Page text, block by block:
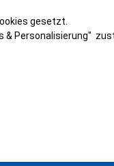
gesetzt.
& Personalisierung"